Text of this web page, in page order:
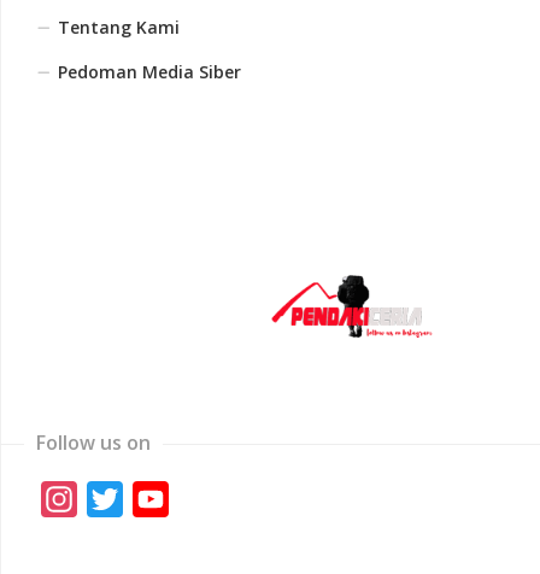
Tentang Kami
Pedoman Media Siber
Follow us on
Instagram
Twitter